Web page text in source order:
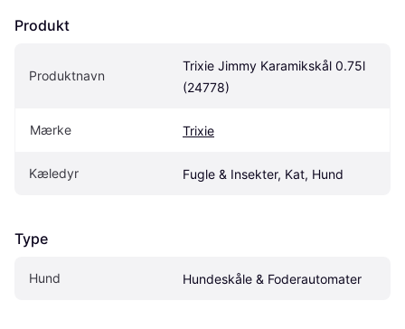
Produkt
Produktnavn
Trixie Jimmy Karamikskål 0.75l
(24778)
Mærke Trixie
Kæledyr Fugle & Insekter, Kat, Hund
Type
Hund Hundeskåle & Foderautomater